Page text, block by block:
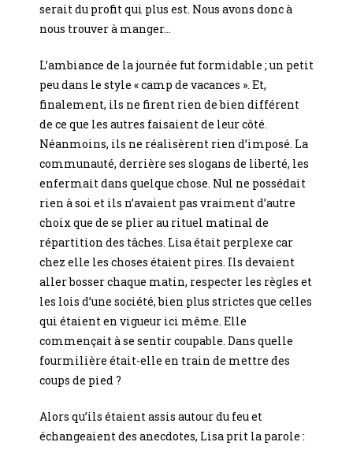
serait du profit qui plus est. Nous avons donc à
nous trouver à manger…
L’ambiance de la journée fut formidable ; un petit
peu dans le style « camp de vacances ». Et,
finalement, ils ne firent rien de bien différent
de ce que les autres faisaient de leur côté.
Néanmoins, ils ne réalisèrent rien d’imposé. La
communauté, derrière ses slogans de liberté, les
enfermait dans quelque chose. Nul ne possédait
rien à soi et ils n’avaient pas vraiment d’autre
choix que de se plier au rituel matinal de
répartition des tâches. Lisa était perplexe car
chez elle les choses étaient pires. Ils devaient
aller bosser chaque matin, respecter les règles et
les lois d’une société, bien plus strictes que celles
qui étaient en vigueur ici même. Elle
commençait à se sentir coupable. Dans quelle
fourmilière était-elle en train de mettre des
coups de pied ?
Alors qu’ils étaient assis autour du feu et
échangeaient des anecdotes, Lisa prit la parole :